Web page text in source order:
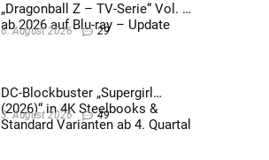
„Dragonball Z – TV-Serie“ Vol. 4
ab 2026 auf Blu-ray – Update
6. August 2026 29
DC-Blockbuster „Supergirl
(2026)“ in 4K Steelbooks &
Standard Varianten ab 4. Quartal
3. August 2026 49